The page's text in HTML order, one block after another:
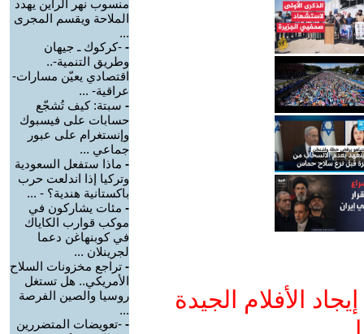
الأفلام الجيدة
منسوب نهر الراين يهدد
الملاحة ويقسم المجرى
...
- -كركوك ـ جيهان
وطريق التنمية-..
اقتصادي يعيّن مسارات-
عراقية- ...
- سبتة: كيف تُشجّع
حسابات على فيسبوك
وإنستغرام على عبور
جماعي ...
- ماذا ستفعل السعودية
وتركيا إذا اندلعت حرب
باكستانية هندية؟ - ...
- مئات يشاركون في
موكب قوارب الكاياك
في كوبنهاغن دعما
لجرينلان ...
- تراجع مخزونات السلاح
الأمريكي.. هل تستغل
روسيا والصين الفرصة
...
- -تعويضات المتضررين